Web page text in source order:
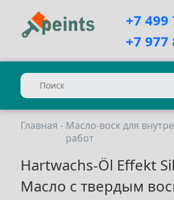
+7 499
+7 977
Главная - Масло-воск для
работ
Hartwachs-Öl Effekt
Масло с твердым